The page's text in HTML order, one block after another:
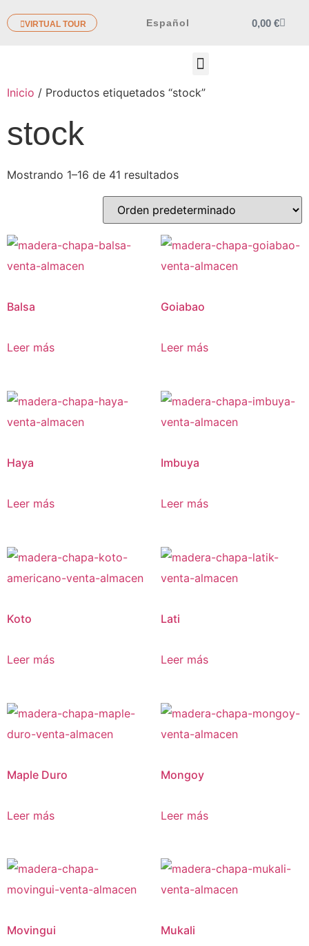
VIRTUAL TOUR Español 0,00 €
Inicio / Productos etiquetados “stock”
stock
Mostrando 1–16 de 41 resultados
Balsa
Leer más
Goiabao
Leer más
Haya
Leer más
Imbuya
Leer más
Koto
Leer más
Lati
Leer más
Maple Duro
Leer más
Mongoy
Leer más
Movingui Mukali